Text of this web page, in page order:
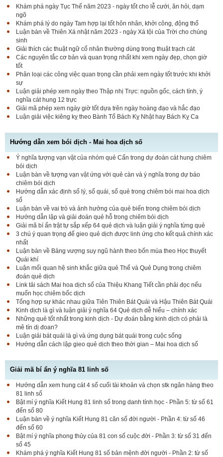
Khám phá ngày Tục Thế năm 2023 - ngày tốt cho lễ cưới, ăn hỏi, dạm
ngõ
Khám phá lý do ngày Tam hợp lại tốt hôn nhân, khởi công, động thổ
Luận bàn về Thiên Xá nhật năm 2023 - ngày Xá tội của Trời cho chúng
sinh
Giải thích các thuật ngữ cổ nhân thường dùng trong thuật trạch cát
Các nguyên tắc cơ bản và quan trọng nhất khi xem ngày đẹp, chọn giờ
tốt
Phân loại các công việc quan trọng cần phải xem ngày tốt trước khi khởi
sự
Luận giải phép xem ngày theo Thập nhị Trực: nguồn gốc, cách tính, ý
nghĩa cát hung 12 trực
Giải mã phép xem ngày giờ tốt dựa trên ngày hoàng đạo và hắc đạo
Luận giải việc kiêng kỵ theo Bành Tổ Bách Kỵ Nhật hay Bách Kỵ Ca
Hướng dẫn xem bói dịch - Mai hoa dịch số
Ý nghĩa tượng vạn vật của nhóm quẻ Cấn trong dự đoán cát hung chiêm
bói dịch
Luận bàn về tượng vạn vật ứng với quẻ càn và ý nghĩa trong dự báo
chiêm bói dịch
Hướng dẫn xác định số lý, số quái, số quẻ trong chiêm bói mai hoa dịch
số
Luận bàn về vai trò và ảnh hưởng của quẻ biến trong chiêm bói dịch
Hướng dẫn lập và giải đoán quẻ hỗ trong chiêm bói dịch
Giải mã bí ấn trật tự sắp xếp 64 quẻ dịch và luận giải ý nghĩa từng quẻ
3 chú ý quan trọng để gieo quẻ dịch được linh ứng cho kết quả chính xác
nhất
Luận bàn về Bảng vượng suy ngũ hành theo bốn mùa theo Học thuyết
Quái khí
Luận mối quan hệ sinh khắc giữa quẻ Thể và Quẻ Dụng trong chiêm
đoán quẻ dịch
Link tải sách Mai hoa dịch số của Thiệu Khang Tiết cần phải đọc nếu
muốn học chiêm bốc dịch
Tổng hợp sự khác nhau giữa Tiên Thiên Bát Quái và Hậu Thiên Bát Quái
Kinh dịch là gì và luận giải ý nghĩa 64 Quẻ dịch dễ hiểu – chính xác
Những quẻ tốt nhất trong kinh dịch - Dự đoán bằng kinh dịch có phải là
mê tín dị đoan?
Luận giải bát quái là gì và ứng dụng bát quái trong cuộc sống
Hướng dẫn cách lập gieo quẻ dịch theo thời gian – Mai hoa dịch số
Giải mã bí ẩn ý nghĩa 81 linh số
Hướng dẫn xem hung cát 4 số cuối tài khoản và chọn stk ngân hàng theo
81 linh số
Bật mí ý nghĩa Kiết Hung 81 linh số trong danh tính học - Phần 5: từ số 61
đến số 80
Luận bàn về ý nghĩa Kiết Hung 81 căn số đời người - Phần 4: từ số 46
đến số 60
Bật mí ý nghĩa phong thủy của 81 con số cuộc đời - Phần 3: từ số 31 đến
số 45
Khám phá ý nghĩa Kiết Hung 81 số bản mệnh đời người - Phần 2: từ số